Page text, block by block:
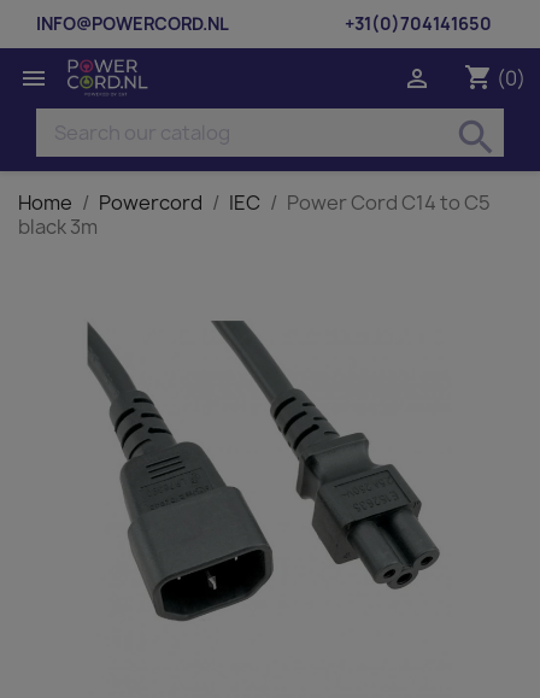
INFO@POWERCORD.NL +31(0)704141650
 shopping_cart (0)

search
Home Powercord IEC
Power Cord C14 to C5
black 3m